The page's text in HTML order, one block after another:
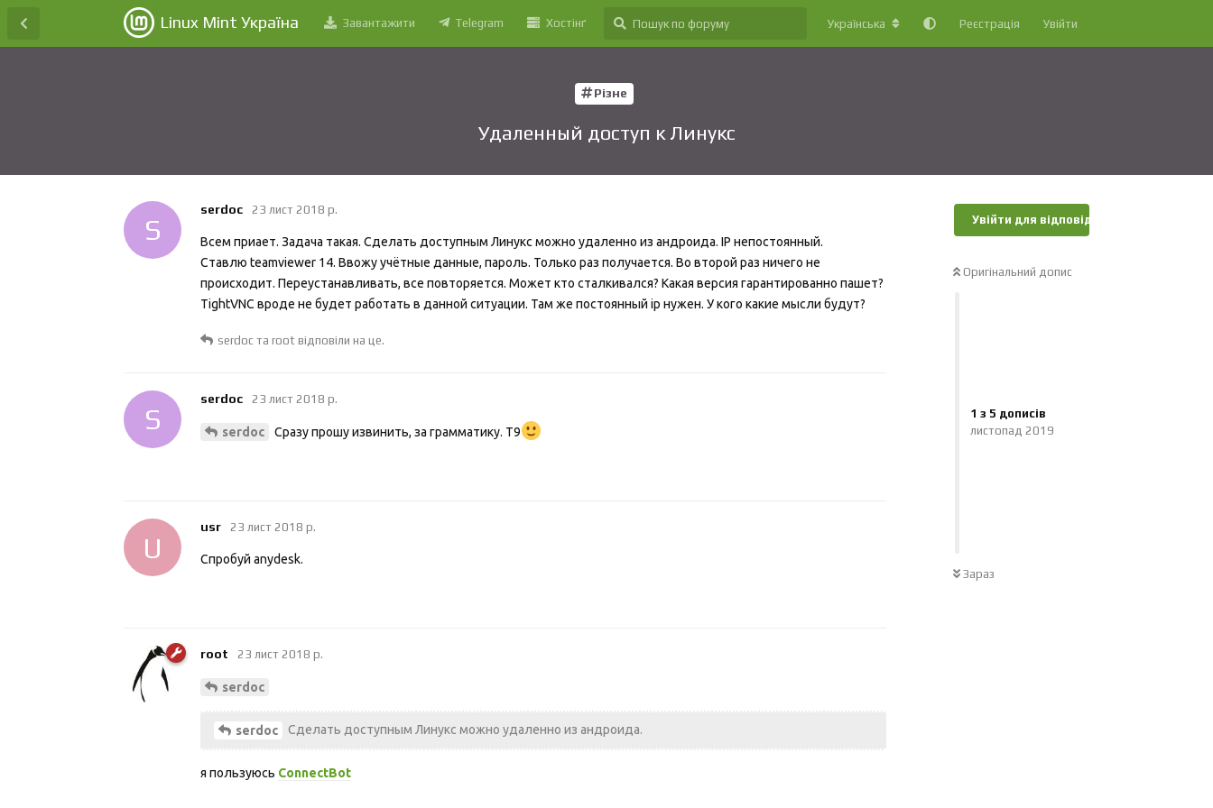
Linux Mint Україна Завантажити Telegram Хостінґ Українська Реєстрація Увійти
Різне
Удаленный доступ к Линукс
Увійти для відповіді
Оригінальний допис
1 з 5 дописів
листопад 2019
Зараз
S
serdoc 23 лист 2018 р.
Всем приает. Задача такая. Сделать доступным Линукс можно удаленно из андроида. IP непостоянный.
Ставлю teamviewer 14. Ввожу учётные данные, пароль. Только раз получается. Во второй раз ничего не
происходит. Переустанавливать, все повторяется. Может кто сталкивался? Какая версия гарантированно пашет?
TightVNC вроде не будет работать в данной ситуации. Там же постоянный ip нужен. У кого какие мысли будут?
serdoc та root відповіли на це.
S
serdoc 23 лист 2018 р.
serdoc Сразу прошу извинить, за грамматику. Т9
U
usr 23 лист 2018 р.
Спробуй anydesk.
root 23 лист 2018 р.
serdoc
serdoc Сделать доступным Линукс можно удаленно из андроида.
я пользуюсь ConnectBot